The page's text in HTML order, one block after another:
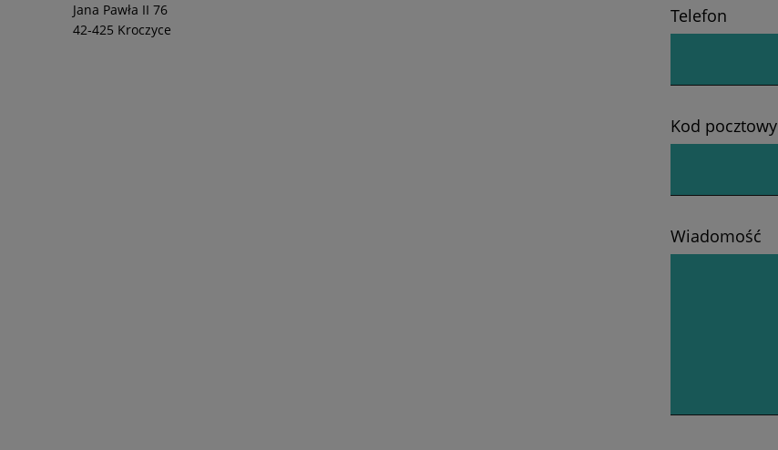
Jana Pawła II 76
42-425 Kroczyce
Telefon
Kod pocztowy
Wiadomość